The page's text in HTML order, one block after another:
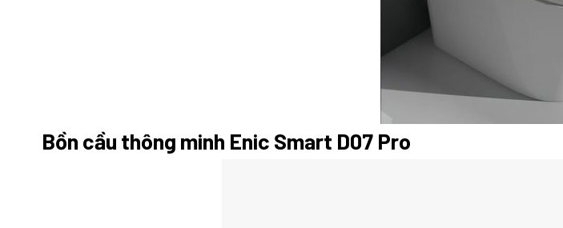
Bồn cầu thông minh Enic Smart D07 Pro